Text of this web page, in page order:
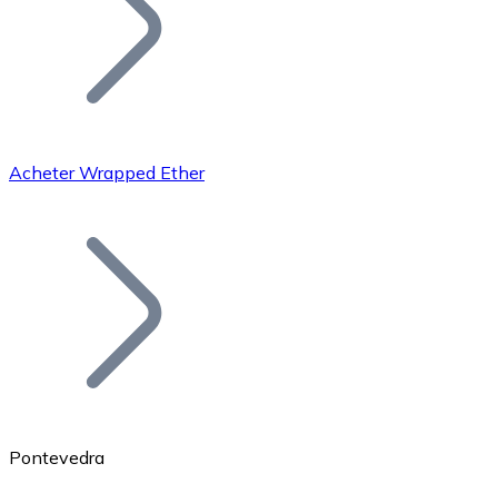
Bitcoin
Acheter Wrapped Ether
Pontevedra